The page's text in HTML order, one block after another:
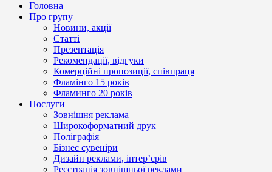
Головна
Про групу
Новини, акції
Статті
Презентація
Рекомендації, відгуки
Комерційні пропозиції, співпраця
Фламінго 15 років
Фламинго 20 років
Послуги
Зовнішня реклама
Широкоформатний друк
Поліграфія
Бізнес сувеніри
Дизайн реклами, інтер’єрів
Реєстрація зовнішньої реклами